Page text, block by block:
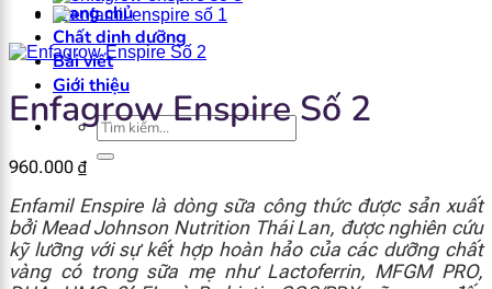
Trang chủ
Chất dinh dưỡng
Bài viết
Giới thiệu
Tìm
kiếm:
Enfagrow Enspire Số 2
960.000 ₫
Enfamil Enspire là dòng sữa công thức được sản xuất
bởi Mead Johnson Nutrition Thái Lan, được nghiên cứu
kỹ lưỡng với sự kết hợp hoàn hảo của các dưỡng chất
vàng có trong sữa mẹ như Lactoferrin, MFGM PRO,